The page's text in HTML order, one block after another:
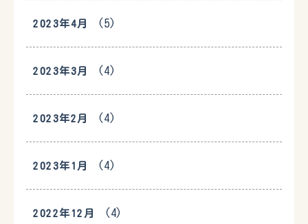
2023年4月 (5)
2023年3月 (4)
2023年2月 (4)
2023年1月 (4)
2022年12月 (4)